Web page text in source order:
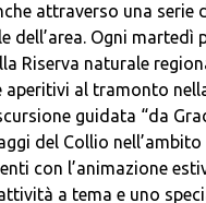
attraverso una
Ogni martedì
Riserva naturale
aperitivi al tramonto
guidata “da
del Collio
con l’animazione
a tema e uno